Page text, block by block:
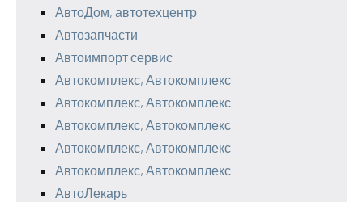
АвтоДом, автотехцентр
Автозапчасти
Автоимпорт сервис
Автокомплекс, Автокомплекс
Автокомплекс, Автокомплекс
Автокомплекс, Автокомплекс
Автокомплекс, Автокомплекс
Автокомплекс, Автокомплекс
АвтоЛекарь